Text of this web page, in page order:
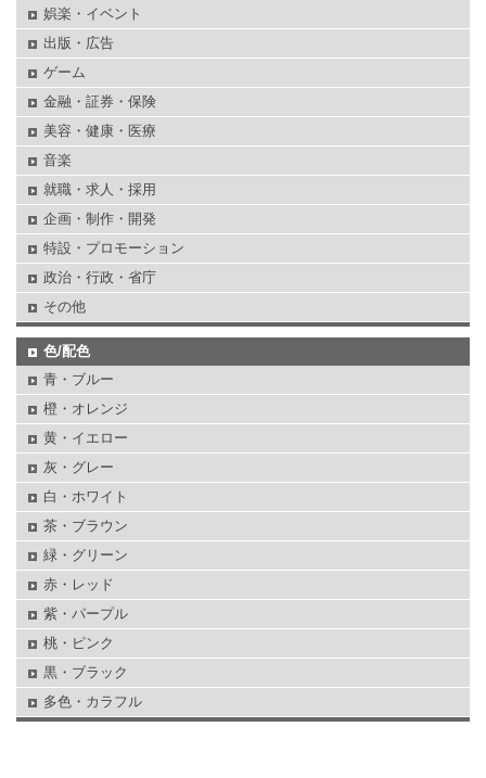
娯楽・イベント
出版・広告
ゲーム
金融・証券・保険
美容・健康・医療
音楽
就職・求人・採用
企画・制作・開発
特設・プロモーション
政治・行政・省庁
その他
色/配色
青・ブルー
橙・オレンジ
黄・イエロー
灰・グレー
白・ホワイト
茶・ブラウン
緑・グリーン
赤・レッド
紫・パープル
桃・ピンク
黒・ブラック
多色・カラフル